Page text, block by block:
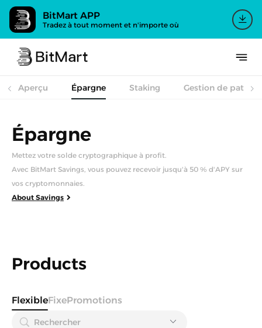
BitMart APP
Tradez à tout moment et n'importe où
Aperçu Épargne Staking Gestion de
Épargne
Mettez votre solde cryptographique à profit.
Avec BitMart Savings, vous pouvez recevoir jusqu'à 50 % d'APY sur
vos cryptomonnaies.
About Savings
Products
FlexibleFixePromotions